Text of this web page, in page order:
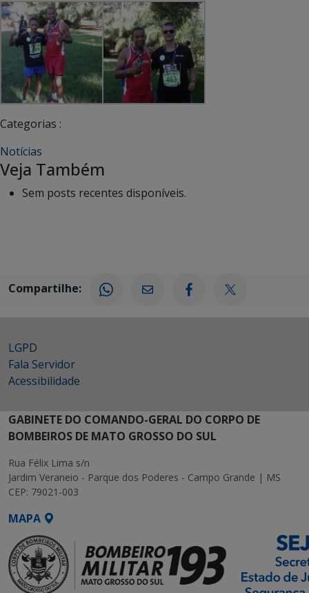
Categorias :
Notícias
Veja Também
Sem posts recentes disponíveis.
Compartilhe:
LGPD
Fala Servidor
Acessibilidade
GABINETE DO COMANDO-GERAL DO CORPO DE
BOMBEIROS DE MATO GROSSO DO SUL
Rua Félix Lima s/n
Jardim Veraneio - Parque dos Poderes - Campo Grande | MS
CEP: 79021-003
MAPA